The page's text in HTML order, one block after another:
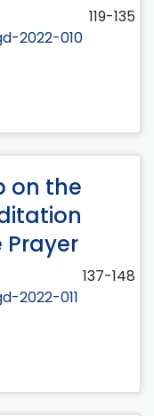
119-135
2022-010
on the
137-148
2022-011